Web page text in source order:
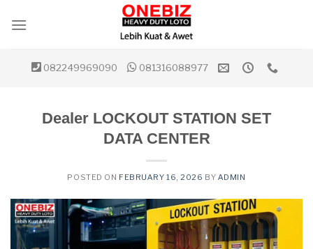
082249969090 081316088977
Dealer LOCKOUT STATION SET
DATA CENTER
POSTED ON FEBRUARY 16, 2026 BY ADMIN